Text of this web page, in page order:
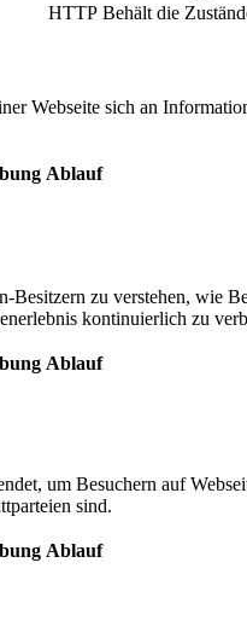
HTTP Behält die
Webseite sich an
Ablauf
Besitzern zu verstehen, wie
kontinuierlich zu
Ablauf
um Besuchern auf
sind.
Ablauf